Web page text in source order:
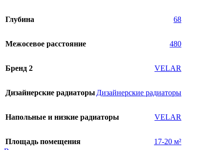
Глубина 68
Межосевое расстояние 480
Бренд 2 VELAR
Дизайнерские радиаторы Дизайнерские радиаторы
Напольные и низкие радиаторы VELAR
Площадь помещения
17-20 м²